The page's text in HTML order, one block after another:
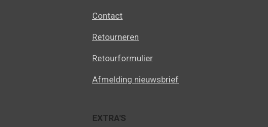
Contact
Retourneren
Retourformulier
Afmelding nieuwsbrief
EXTRA'S